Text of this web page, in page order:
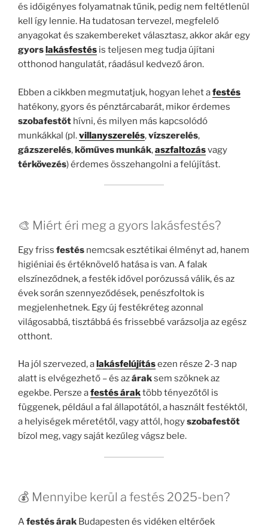
és időigényes folyamatnak tűnik, pedig nem feltétlenül
kell így lennie. Ha tudatosan tervezel, megfelelő
anyagokat és szakembereket választasz, akkor akár egy
gyors lakásfestés is teljesen meg tudja újítani
otthonod hangulatát, ráadásul kedvező áron.
Ebben a cikkben megmutatjuk, hogyan lehet afestés
hatékony, gyors és pénztárcabarát, mikor érdemes
szobafestőt hívni, és milyen más kapcsolódó
munkákkal (pl.villanyszerelés,vízszerelés,
gázszerelés,kőműves munkák,aszfaltozásvagy
térkövezés) érdemes összehangolni a felújítást.
🎨 Miért éri meg a gyors lakásfestés?
Egy friss festés nemcsak esztétikai élményt ad, hanem
higiéniai és értéknövelő hatása is van. A falak
elszíneződnek, a festék idővel porózussá válik, és az
évek során szennyeződések, penészfoltok is
megjelenhetnek. Egy új festékréteg azonnal
világosabbá, tisztábbá és frissebbé varázsolja az egész
otthont.
Ha jól szervezed, a lakásfelújításezen része 2-3 nap
alatt is elvégezhető – és azáraksem szöknek az
egekbe. Persze afestés áraktöbb tényezőtől is
függenek, például a fal állapotától, a használt festéktől,
a helyiségek méretétől, vagy attól, hogyszobafestőt
bízol meg, vagy saját kezűleg vágsz bele.
💰 Mennyibe kerül a festés 2025-ben?
Afestés árak Budapesten és vidéken eltérőek